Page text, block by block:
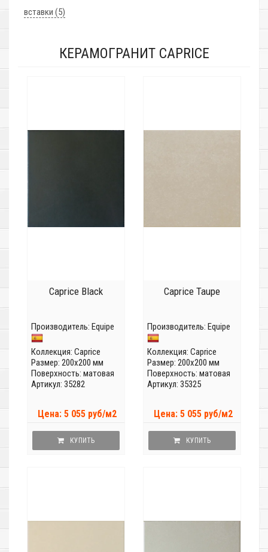
вставки (5)
КЕРАМОГРАНИТ CAPRICE
Caprice Black
Производитель: Equipe
Коллекция: Caprice
Размер: 200x200 мм
Поверхность: матовая
Артикул: 35282
Цена: 5 055 руб/м2
КУПИТЬ
Caprice Taupe
Производитель: Equipe
Коллекция: Caprice
Размер: 200x200 мм
Поверхность: матовая
Артикул: 35325
Цена: 5 055 руб/м2
КУПИТЬ